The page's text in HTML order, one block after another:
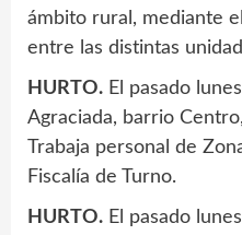
ámbito rural, mediante
entre las distintas
HURTO. El pasado
Agraciada, barrio
Trabaja personal de
Fiscalía de Turno.
HURTO. El pasado